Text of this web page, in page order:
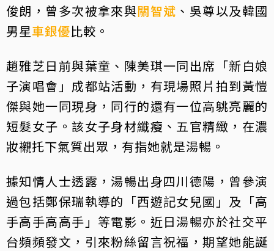
俊朗，曾多次被拿來與關智斌 、吳尊以及韓國
男星車銀優比較。
趙雅芝日前與葉童、陳美琪一同出席「新白娘
子演唱會」成都站活動，有現場照片拍到黃愷
傑與她一同現身，同行的還有一位高䠷亮麗的
短髮女子。該女子身材纖瘦、五官精緻，在濃
妝襯托下氣質出眾，有指她就是湯暢。
據知情人士透露，湯暢出身四川德陽，曾參演
過包括鄭保瑞執導的「西遊記女兒國」及「高
手高手高高手」等電影。近日湯暢亦於社交平
台頻頻發文，引來粉絲留言祝福，期望她能誕